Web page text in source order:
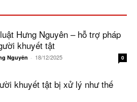
Hưng Nguyên – hỗ trợ pháp
khuyết tật
Nguyên - 18/12/2025 0
khuyết tật bị xử lý như thế